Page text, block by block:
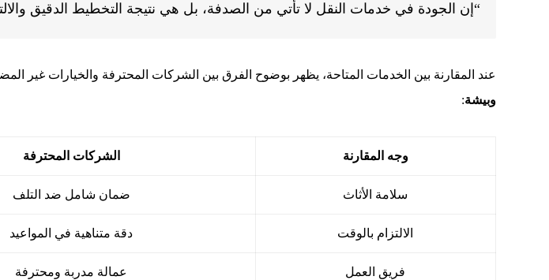
“إن الجودة في خدمات النقل لا تأتي من الصدفة، بل هي نتيجة التخطيط الدقيق
عند المقارنة بين الخدمات المتاحة، يظهر بوضوح الفرق بين الشركات المحترفة والخيارات غير
وبيشة:
وجه المقارنة الشركات المحترفة
سلامة الأثاث ضمان شامل ضد التلف
الالتزام بالوقت دقة متناهية في المواعيد
فريق العمل عمالة مدربة ومحترفة